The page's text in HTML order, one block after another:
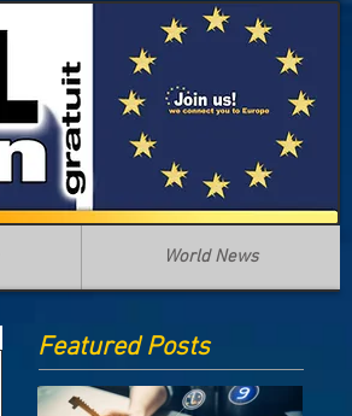
World News
Featured Posts